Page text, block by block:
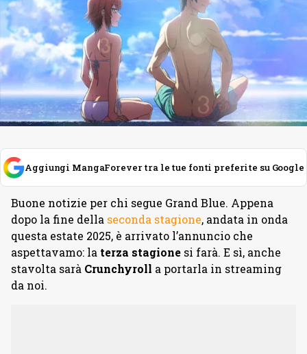
Aggiungi MangaForever tra le tue fonti preferite su Google
Buone notizie per chi segue Grand Blue. Appena
dopo la fine della seconda stagione, andata in onda
questa estate 2025, è arrivato l’annuncio che
aspettavamo: la terza stagione si farà. E sì, anche
stavolta sarà Crunchyroll a portarla in streaming
da noi.